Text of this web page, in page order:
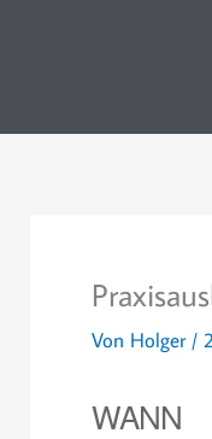
Von Holger /
WANN